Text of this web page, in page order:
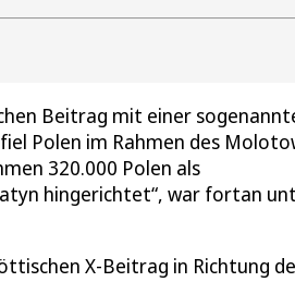
Beitrag mit einer
Polen im Rahmen des
320.000 Polen als
hingerichtet“, war fortan
X-Beitrag in Richtung